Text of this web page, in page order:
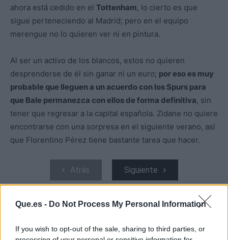
Que.es - Do Not Process My Personal Information
If you wish to opt-out of the sale, sharing to third parties, or
ahora está cedido en el Tottenham, lo cierto es que
sigue perteneciendo al Madrid; pero en el equipo
merengue no lo quieren ver ni en pintura.
Al ser un activo de los blancos, estos no quieren
desprenderse de él sin ganar ni un euro; por eso es muy
probable que lleguen a un acuerdo con los Spurs para
que Bale permanezca con ellos de forma definitiva, sin
tener que regresar a la capital española. Zidane no quiere
encontrarse con una sorpresa en el siguiente verano, así
que Florentino Pérez tiene bastante tarea que hacer.
Atrás Siguiente
Zidane ya conoce 3
Eric García tiene a